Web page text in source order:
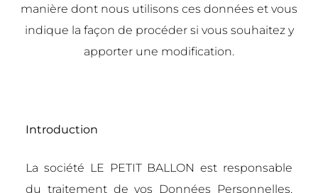
manière dont nous utilisons ces données et vous
indique la façon de procéder si vous souhaitez y
apporter une modification.
Introduction
La société LE PETIT BALLON est responsable
du traitement de vos Données Personnelles,